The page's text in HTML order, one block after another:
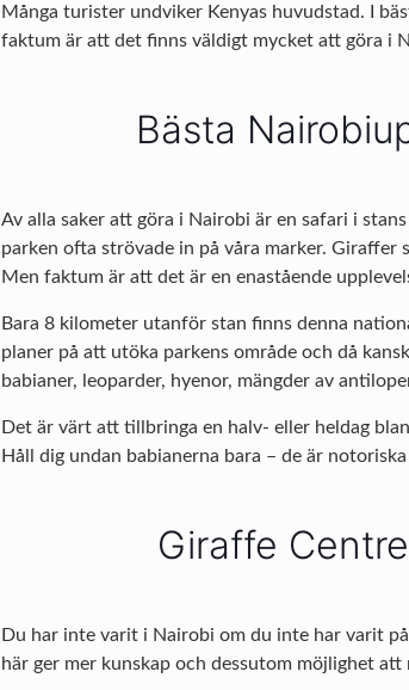
Många turister undviker Kenyas huvudstad. I
faktum är att det finns väldigt mycket att göra i
Bästa
Av alla saker att göra i Nairobi är en safari i stans
parken ofta strövade in på våra marker.
Men faktum är att det är en enastående
Bara 8 kilometer utanför stan finns denna
planer på att utöka parkens område och då
babianer, leoparder, hyenor, mängder av
Det är värt att tillbringa en halv- eller heldag
Håll dig undan babianerna bara – de är
Giraffe
Du har inte varit i Nairobi om du inte har varit på
här ger mer kunskap och dessutom möjlighet att